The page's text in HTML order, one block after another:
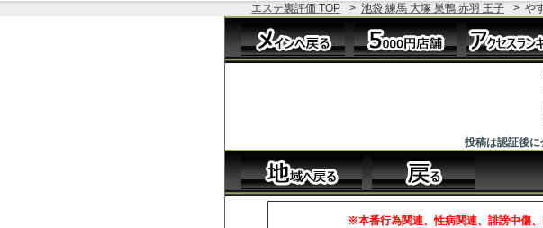
エステ裏評価 TOP > 池袋 練馬 大塚 巣鴨 赤羽 王子 > や
投稿は認証後に
※本番行為関連、性病関連、誹謗中傷